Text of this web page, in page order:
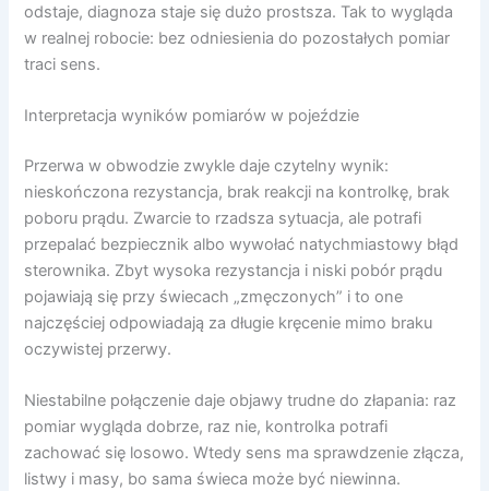
odstaje, diagnoza staje się dużo prostsza. Tak to wygląda
w realnej robocie: bez odniesienia do pozostałych pomiar
traci sens.
Interpretacja wyników pomiarów w pojeździe
Przerwa w obwodzie zwykle daje czytelny wynik:
nieskończona rezystancja, brak reakcji na kontrolkę, brak
poboru prądu. Zwarcie to rzadsza sytuacja, ale potrafi
przepalać bezpiecznik albo wywołać natychmiastowy błąd
sterownika. Zbyt wysoka rezystancja i niski pobór prądu
pojawiają się przy świecach „zmęczonych” i to one
najczęściej odpowiadają za długie kręcenie mimo braku
oczywistej przerwy.
Niestabilne połączenie daje objawy trudne do złapania: raz
pomiar wygląda dobrze, raz nie, kontrolka potrafi
zachować się losowo. Wtedy sens ma sprawdzenie złącza,
listwy i masy, bo sama świeca może być niewinna.